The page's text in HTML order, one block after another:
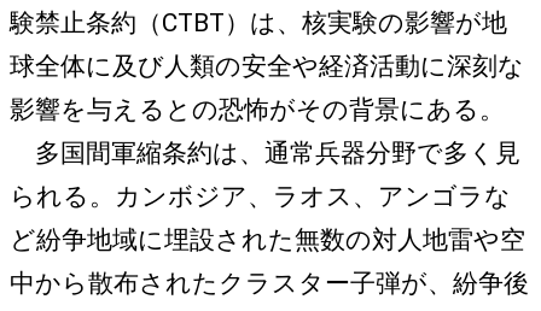
験禁止条約（CTBT）は、核実験の影響が地
球全体に及び人類の安全や経済活動に深刻な
影響を与えるとの恐怖がその背景にある。
多国間軍縮条約は、通常兵器分野で多く見
られる。カンボジア、ラオス、アンゴラな
ど紛争地域に埋設された無数の対人地雷や空
中から散布されたクラスター子弾が、紛争後